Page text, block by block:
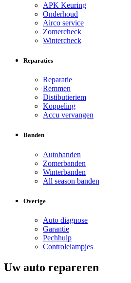
APK Keuring
Onderhoud
Airco service
Zomercheck
Wintercheck
Reparaties
Reparatie
Remmen
Distibutieriem
Koppeling
Accu vervangen
Banden
Autobanden
Zomerbanden
Winterbanden
All season banden
Overige
Auto diagnose
Garantie
Pechhulp
Controlelampjes
Uw auto repareren